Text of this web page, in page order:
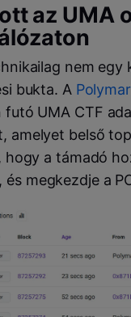
az UMA
nem
bukta. A
futó UMA CTF
amelyet belső
hogy a támadó
megkezdje a